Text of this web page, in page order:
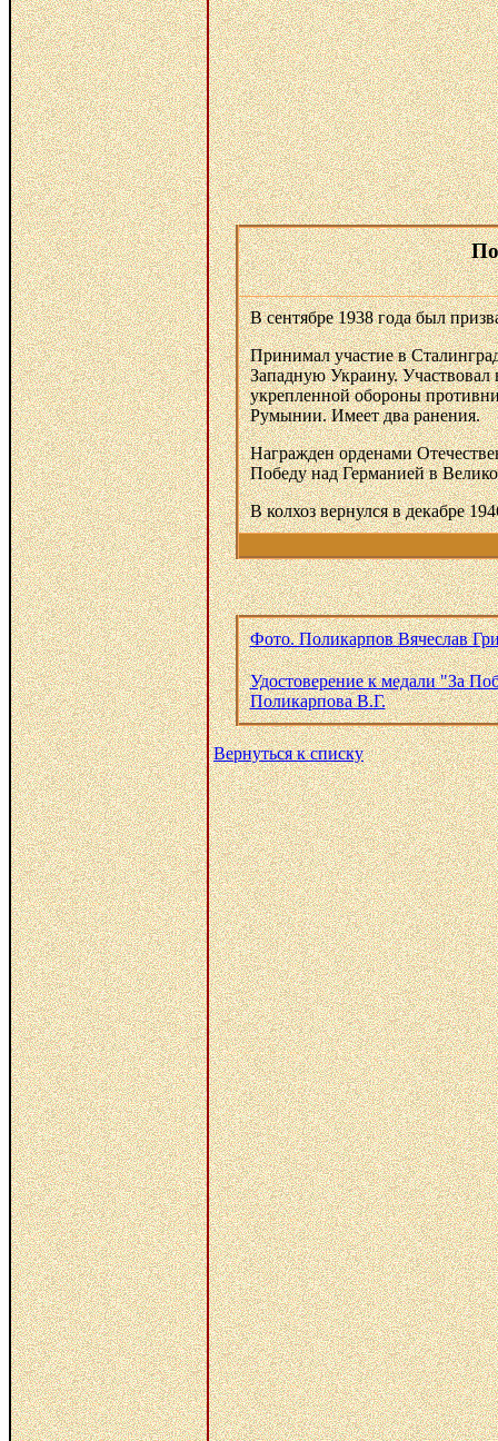
В сентябре 1938 года был
Принимал участие в
Западную Украину.
укрепленной обороны
Румынии. Имеет два ранения.
Награжден орденами
Победу над Германией в
В колхоз вернулся в декабре
Фото. Поликарпов Вячеслав
Удостоверение к медали "За
Поликарпова В.Г.
Вернуться к списку